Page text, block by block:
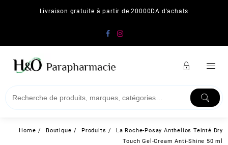
Livraison gratuite à partir de 20000DA d'achats
Home Boutique Produits
La Roche-Posay Anthelios Teinté Dry
Touch Gel-Cream Anti-Shine 50 ml